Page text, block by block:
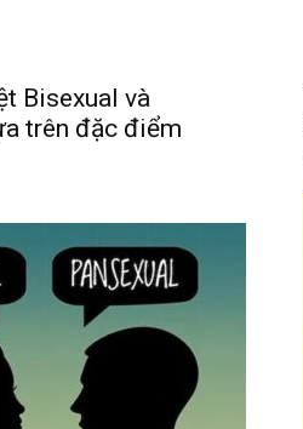
–
Những
Bisexual và
trên đặc điểm